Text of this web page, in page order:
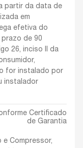
partir da data de
em
efetiva do
de 90
26, inciso II da
for instalado por
instalador
Certificado
de Garantia
e Compressor,